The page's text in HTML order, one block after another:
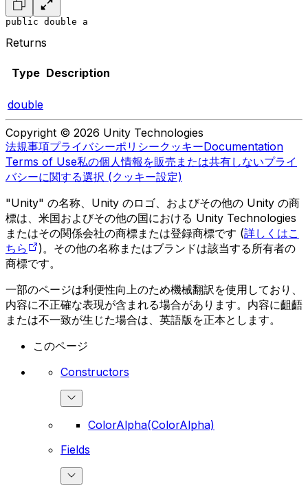
public double a
Returns
Type Description
double
Copyright © 2026 Unity Technologies
法規事項プライバシーポリシークッキーDocumentation
Terms of Use私の個人情報を販売または共有しないプライ
バシーに関する選択 (クッキー設定)
"Unity" の名称、Unity のロゴ、およびその他の Unity の商
標は、米国およびその他の国における Unity Technologies
またはその関係会社の商標または登録商標です (詳しくはこ
ちら
)。その他の名称またはブランドは該当する所有者の
商標です。
一部のページは利便性向上のため機械翻訳を使用しており、
内容に不正確な表現が含まれる場合があります。内容に齟齬
または不一致が生じた場合は、英語版を正本とします。
このページ
Constructors
ColorAlpha(ColorAlpha)
Fields